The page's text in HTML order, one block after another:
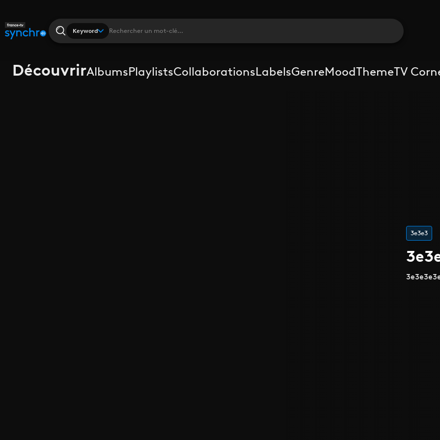
Keyword
DécouvrirAlbumsPlaylistsCollaborationsLabelsGenreMoodThemeTV
3e3e3